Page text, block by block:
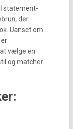
statement-
der
Uanset om
vælge en
og matcher